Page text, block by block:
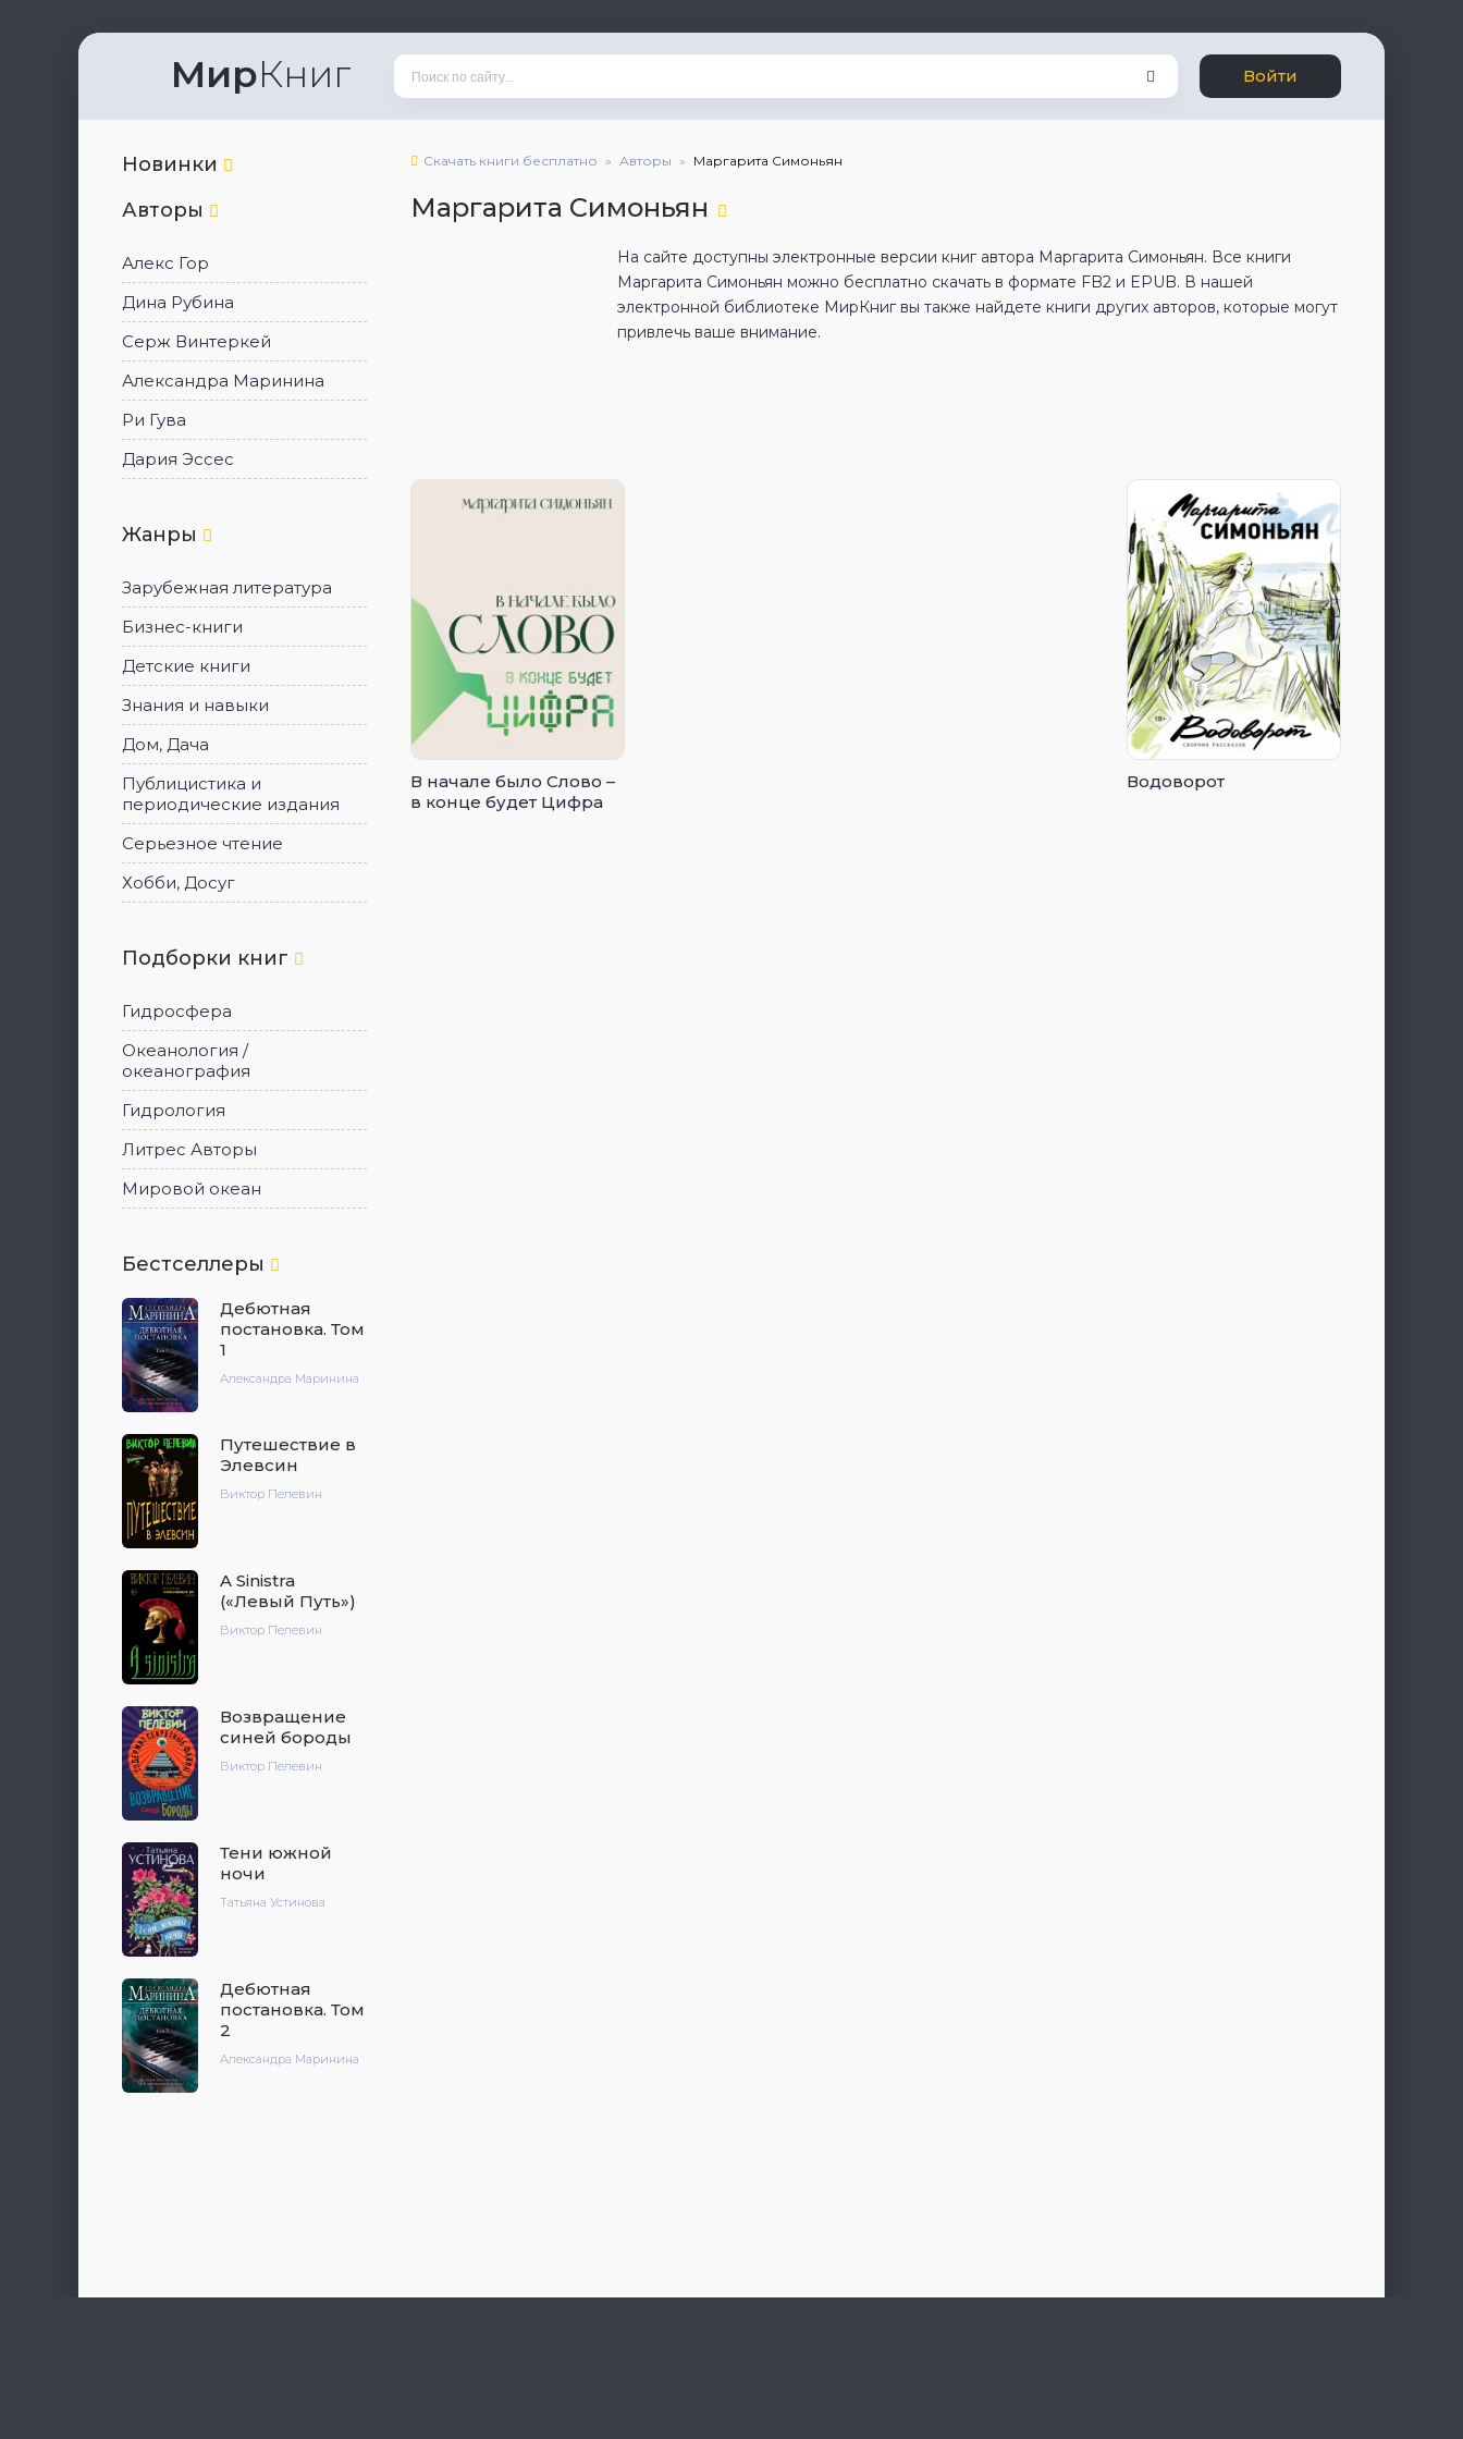
МирКниг Войти
Новинки
Авторы
Алекс Гор
Дина Рубина
Серж Винтеркей
Александра Маринина
Ри Гува
Дария Эссес
Жанры
Зарубежная литература
Бизнес-книги
Детские книги
Знания и навыки
Дом, Дача
Публицистика и
периодические издания
Серьезное чтение
Хобби, Досуг
Подборки книг
Гидросфера
Океанология /
океанография
Гидрология
Литрес Авторы
Мировой океан
Бестселлеры
Дебютная
постановка. Том
1
Александра Маринина
Путешествие в
Элевсин
Виктор Пелевин
A Sinistra
(«Левый Путь»)
Виктор Пелевин
Возвращение
синей бороды
Виктор Пелевин
Тени южной
ночи
Татьяна Устинова
Дебютная
постановка. Том
2
Александра Маринина
Скачать книги бесплатно Авторы Маргарита Симоньян
Маргарита Симоньян
На сайте доступны электронные версии книг автора Маргарита Симоньян. Все книги
Маргарита Симоньян можно бесплатно скачать в формате FB2 и EPUB. В нашей
электронной библиотеке МирКниг вы также найдете книги других авторов, которые могут
привлечь ваше внимание.
В начале было Слово –
в конце будет Цифра
Водоворот